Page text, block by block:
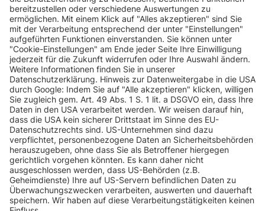
INFORMATIONEN
KUNDENSERVICE
INFORMATIONEN
ZAHLUNGSARTEN
KONTAKT